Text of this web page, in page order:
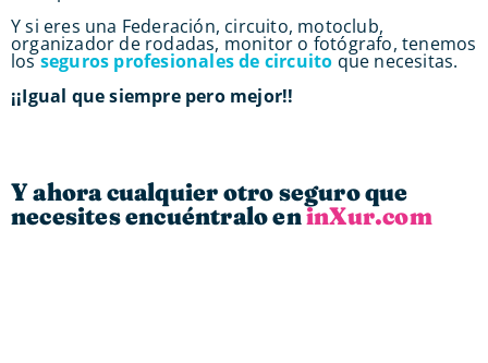
Y si eres una Federación, circuito, motoclub,
organizador de rodadas, monitor o fotógrafo, tenemos
losseguros profesionales de circuito que necesitas.
¡¡Igual que siempre pero mejor!!
Y ahora cualquier otro seguro que
necesites encuéntralo eninXur.com